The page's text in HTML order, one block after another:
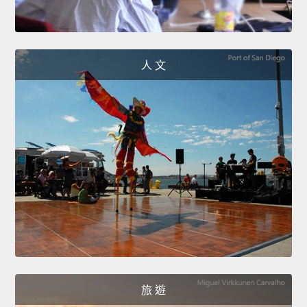
人 文
旅 遊